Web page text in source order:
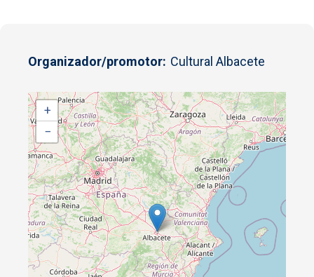
Organizador/promotor Cultural Albacete
+
−